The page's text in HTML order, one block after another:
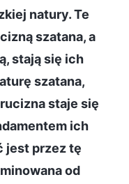
natury. Te
szatana, a
stają się ich
szatana,
staje się
ich
jest przez tę
od